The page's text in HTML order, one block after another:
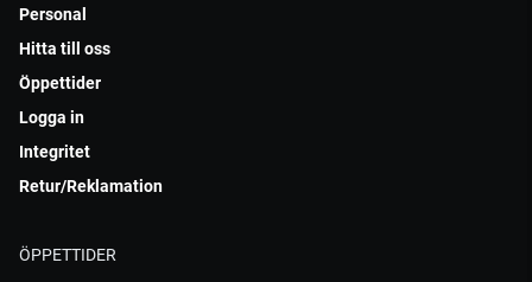
Personal
Hitta till oss
Öppettider
Logga in
Integritet
Retur/Reklamation
ÖPPETTIDER